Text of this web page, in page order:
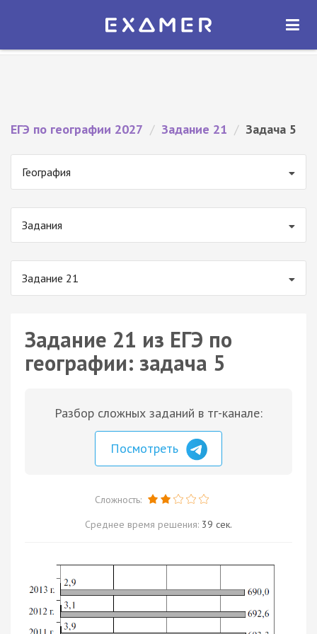
Экзамер — ЕГЭ 2027
ОТКРЫТЬ
ЕГЭ по географии 2027 / Задание 21 / Задача 5
География
Задания
Задание 21
Задание 21 из ЕГЭ по
географии: задача 5
Разбор сложных заданий в тг-канале:
Посмотреть
Сложность:
Среднее время решения: 39 сек.